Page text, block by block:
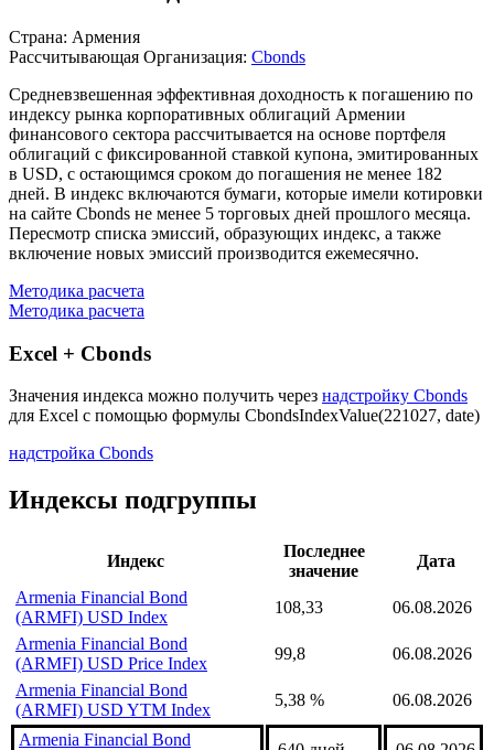
Описание индекса
Страна: Армения
Рассчитывающая Организация: Cbonds
Средневзвешенная эффективная доходность к погашению по
индексу рынка корпоративных облигаций Армении
финансового сектора рассчитывается на основе портфеля
облигаций с фиксированной ставкой купона, эмитированных
в USD, с остающимся сроком до погашения не менее 182
дней. В индекс включаются бумаги, которые имели котировки
на сайте Cbonds не менее 5 торговых дней прошлого месяца.
Пересмотр списка эмиссий, образующих индекс, а также
Методика расчета
Методика расчета
Excel + Cbonds
для Excel с помощью формулы
Индексы подгруппы
Индекс
значение
Armenia Financial Bond
(ARMFI) USD Index
Armenia Financial Bond
(ARMFI) USD Price Index
99,8
06.08.2026